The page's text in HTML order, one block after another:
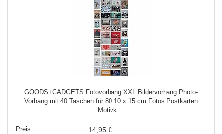
GOODS+GADGETS Fotovorhang XXL Bildervorhang Photo-
Vorhang mit 40 Taschen für 80 10 x 15 cm Fotos Postkarten
Motivk ...
14,95 €